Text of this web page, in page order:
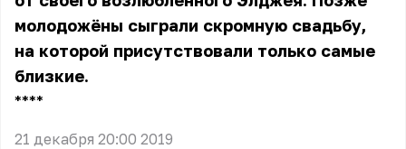
молодожёны сыграли скромную свадьбу,
на которой присутствовали только самые
близкие.
** **
21 декабря 20:00 2019